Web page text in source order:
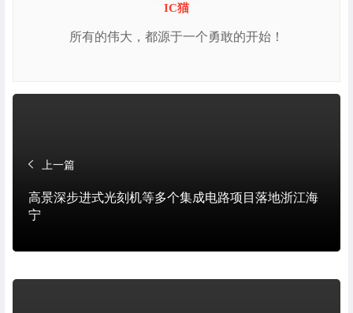
IC猫
所有的伟大，都源于一个勇敢的开始！
上一篇
高景深步进式光刻机等多个集成电路项目落地浙江海
宁